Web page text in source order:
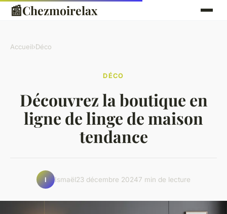
📰Chezmoirelax
Accueil›Déco
DÉCO
Découvrez la boutique en
ligne de linge de maison
tendance
I Ismaël23 décembre 20247 min de lecture